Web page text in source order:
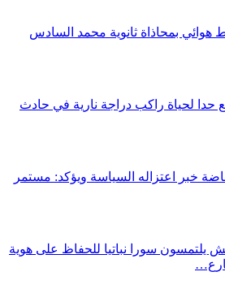
هوائي بمحاذاة ثانوية محمد السادس
حدا لحياة راكب دراجة نارية في حادث
خبر اعتزاله السياسة ويؤكد: مستمر
نفيس 3 بمراكش يلتمسون سورا نباتيا للحفاظ على هوية